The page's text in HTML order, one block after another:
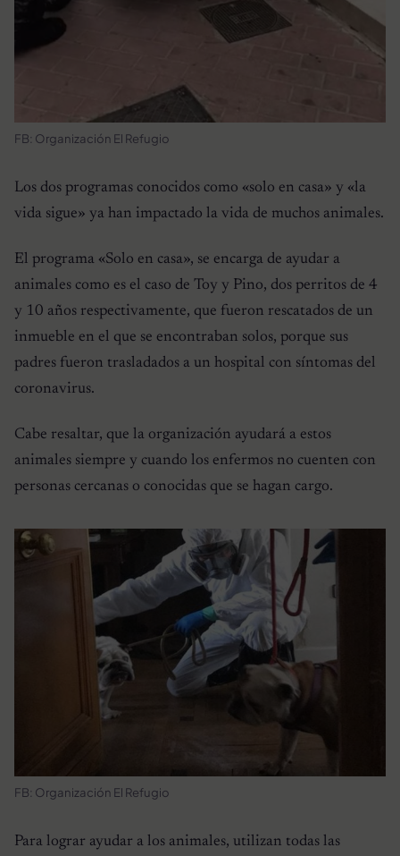
FB: Organización El Refugio
Los dos programas conocidos como «solo en casa» y «la
vida sigue» ya han impactado la vida de muchos animales.
El programa «Solo en casa», se encarga de ayudar a
animales como es el caso de Toy y Pino, dos perritos de 4
y 10 años respectivamente, que fueron rescatados de un
inmueble en el que se encontraban solos, porque sus
padres fueron trasladados a un hospital con síntomas del
coronavirus.
Cabe resaltar, que la organización ayudará a estos
animales siempre y cuando los enfermos no cuenten con
personas cercanas o conocidas que se hagan cargo.
FB: Organización El Refugio
Para lograr ayudar a los animales, utilizan todas las